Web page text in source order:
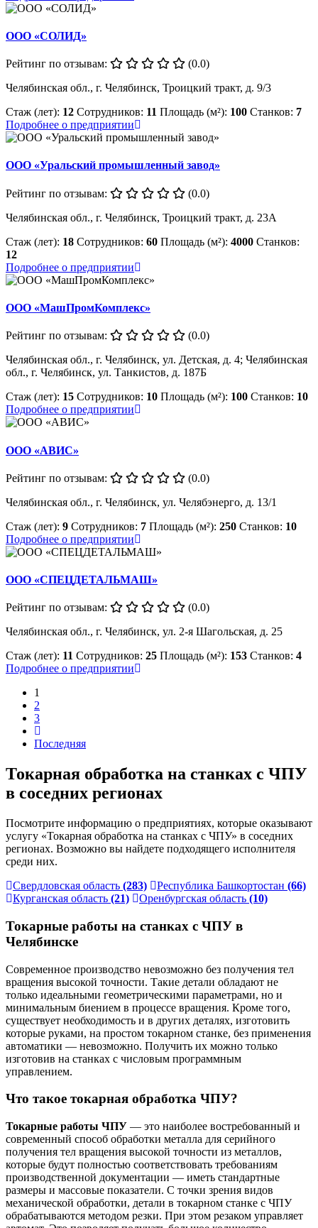
ООО «СОЛИД»
Рейтинг по отзывам:
(0.0)
Челябинская обл., г. Челябинск, Троицкий тракт, д. 9/3
Стаж (лет): 12 Сотрудников: 11 Площадь (м²): 100 Станков: 7
Подробнее о предприятии
ООО «Уральский промышленный завод»
Рейтинг по отзывам:
(0.0)
Челябинская обл., г. Челябинск, Троицкий тракт, д. 23А
Стаж (лет): 18 Сотрудников: 60 Площадь (м²): 4000 Станков:
12
Подробнее о предприятии
ООО «МашПромКомплекс»
Рейтинг по отзывам:
(0.0)
Челябинская обл., г. Челябинск, ул. Детская, д. 4; Челябинская
обл., г. Челябинск, ул. Танкистов, д. 187Б
Стаж (лет): 15 Сотрудников: 10 Площадь (м²): 100 Станков: 10
Подробнее о предприятии
ООО «АВИС»
Рейтинг по отзывам:
(0.0)
Челябинская обл., г. Челябинск, ул. Челябэнерго, д. 13/1
Стаж (лет): 9 Сотрудников: 7 Площадь (м²): 250 Станков: 10
Подробнее о предприятии
ООО «СПЕЦДЕТАЛЬМАШ»
Рейтинг по отзывам:
(0.0)
Челябинская обл., г. Челябинск, ул. 2-я Шагольская, д. 25
Стаж (лет): 11 Сотрудников: 25 Площадь (м²): 153 Станков: 4
Подробнее о предприятии
1
2
3
Последняя
Токарная обработка на станках с ЧПУ
в соседних регионах
Посмотрите информацию о предприятиях, которые оказывают
услугу «Токарная обработка на станках с ЧПУ» в соседних
регионах. Возможно вы найдете подходящего исполнителя
среди них.
Свердловская область (283) Республика Башкортостан (66)
Курганская область (21) Оренбургская область (10)
Токарные работы на станках с ЧПУ в
Челябинске
Современное производство невозможно без получения тел
вращения высокой точности. Такие детали обладают не
только идеальными геометрическими параметрами, но и
минимальным биением в процессе вращения. Кроме того,
существует необходимость и в других деталях, изготовить
которые руками, на простом токарном станке, без применения
автоматики — невозможно. Получить их можно только
изготовив на станках с числовым программным
управлением.
Что такое токарная обработка ЧПУ?
Токарные работы ЧПУ — это наиболее востребованный и
современный способ обработки металла для серийного
получения тел вращения высокой точности из металлов,
которые будут полностью соответствовать требованиям
производственной документации — иметь стандартные
размеры и массовые показатели. С точки зрения видов
механической обработки, детали в токарном станке с ЧПУ
обрабатываются методом резки. При этом резаком управляет